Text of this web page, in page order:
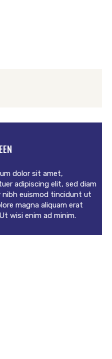
dolor sit amet,
adipiscing elit, sed diam
nibh euismod tincidunt ut
magna aliquam erat
wisi enim ad minim.